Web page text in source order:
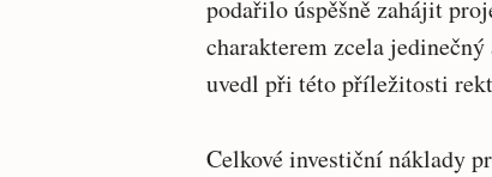
podařilo úspěšně zahájit
charakterem zcela
uvedl při této příležitosti
Celkové investiční náklady